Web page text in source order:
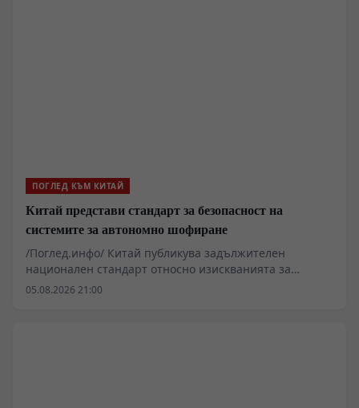
ПОГЛЕД КЪМ КИТАЙ
Китай представи стандарт за безопасност на
системите за автономно шофиране
/Поглед.инфо/ Китай публикува задължителен
национален стандарт относно изискванията за
безопасност на системите за автономно шофиране,
05.08.2026 21:00